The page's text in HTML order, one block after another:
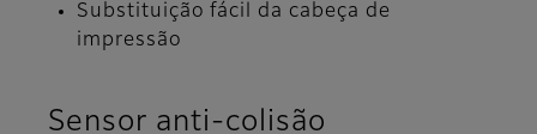
Substituição fácil da cabeça de
impressão
Sensor anti-colisão